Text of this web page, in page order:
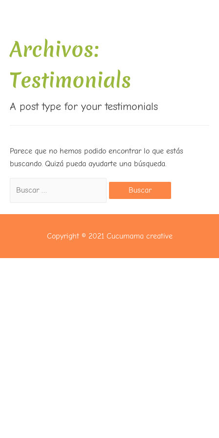
Archivos:
Testimonials
A post type for your testimonials
Parece que no hemos podido encontrar lo que estás
buscando. Quizá pueda ayudarte una búsqueda.
Copyright © 2021 Cucumama creative